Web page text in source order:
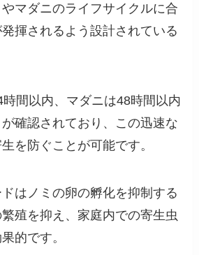
マダニのライフサイクルに合
揮されるよう設計されている
間以内、マダニは48時間以内
確認されており、この迅速な
を防ぐことが可能です。
はノミの卵の孵化を抑制する
殖を抑え、家庭内での寄生虫
的です。